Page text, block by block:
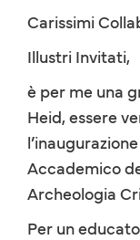
Carissimi
Illustri Invitati,
è per me una
Heid, essere
Accademico
Archeologia
Per un